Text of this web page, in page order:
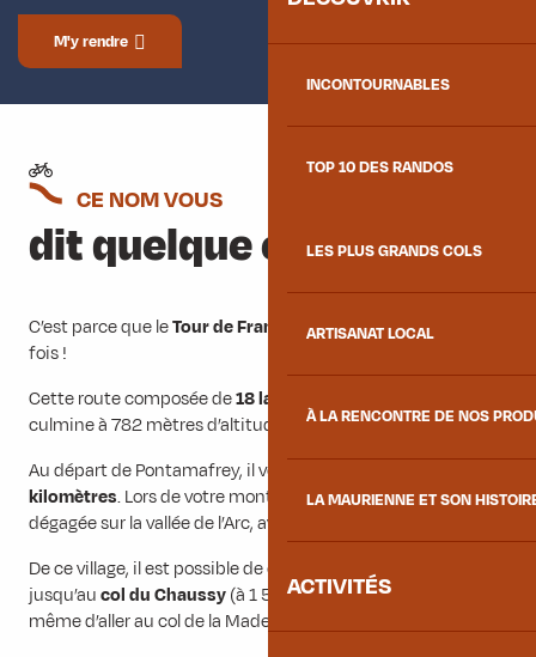
INCONTOURNABLES
TOP 10 DES RANDOS
LES PLUS GRANDS COLS
ARTISANAT LOCAL
À LA RENCONTRE DE NOS
LA MAURIENNE ET SON
ACTIVITÉS
M'y rendre
CE NOM VOUS
dit quelque chose ?
C’est parce que leTour de France
y est déjà passé plusieurs
fois !
Cette route composée de18 lacets
culmine à 782 mètres d’altitude.
Au départ de Pontamafrey, il vous faudra grimper
kilomètres. Lors de votre montée, profitez de la vue
dégagée sur la vallée de l’Arc, avant d’arriver à Montvernier.
De ce village, il est possible de continuer votre ascension
jusqu’aucol du Chaussy(à 1 533 mètres d’altitude) ou
même d’aller au col de la Madeleine.